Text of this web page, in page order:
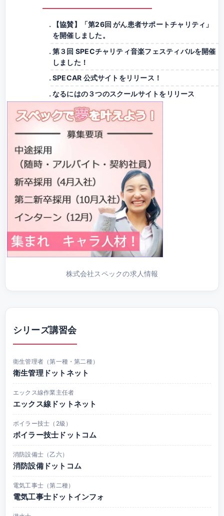
【協賛】「第26回 がん患者サポートチャリティ」
を開催しました。
第３回 SPECチャリティ音楽フェスティバルを開催
しました！
SPECAR 公式サイトをリリース！
なるにはの３つのスクールサイトをリリース
株式会社スペックの求人情報
シリーズ講習会
衛生管理者（第一種・第二種）
衛生管理ドットネット
エックス線作業主任者
エックス線ドットネット
ボイラー技士（2級）
ボイラー技士ドットコム
消防設備士（乙六）
消防設備ドットコム
電気工事士（第二種）
電気工事士ドットインフォ